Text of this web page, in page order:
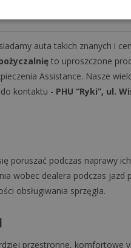
auta takich znanych i
to uproszczone
Assistance. Nasze
kontaktu - PHU “Ryki”, ul.
poruszać podczas naprawy
wobec dealera podczas jazd
obsługiwania sprzęgła.
przestronne, komfortowe